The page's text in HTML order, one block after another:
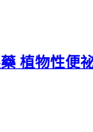
植物性便